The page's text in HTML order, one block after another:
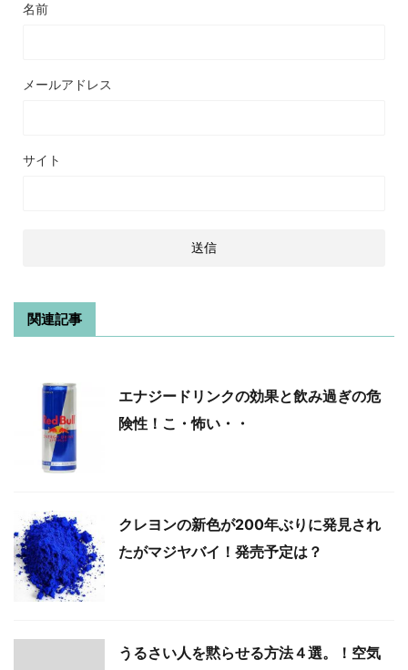
名前
メールアドレス
サイト
関連記事
エナジードリンクの効果と飲み過ぎの危
険性！こ・怖い・・
クレヨンの新色が200年ぶりに発見され
たがマジヤバイ！発売予定は？
うるさい人を黙らせる方法４選。！空気